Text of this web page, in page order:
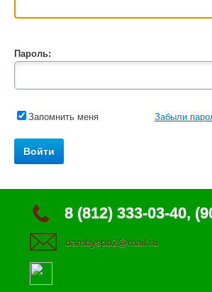
Пароль:
Запомнить меня Забыли
8 (812) 333-03-40,
bambyspb2@mail.ru